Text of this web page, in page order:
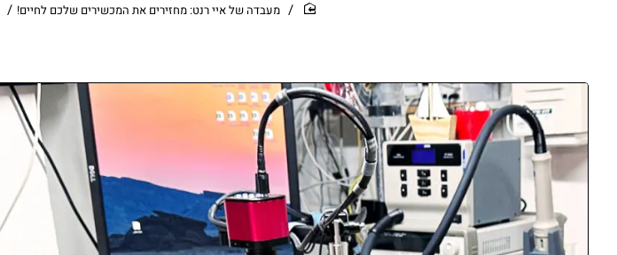
home
מעבדה של איי רנט: מחזירים את המכשירים שלכם לחיים!